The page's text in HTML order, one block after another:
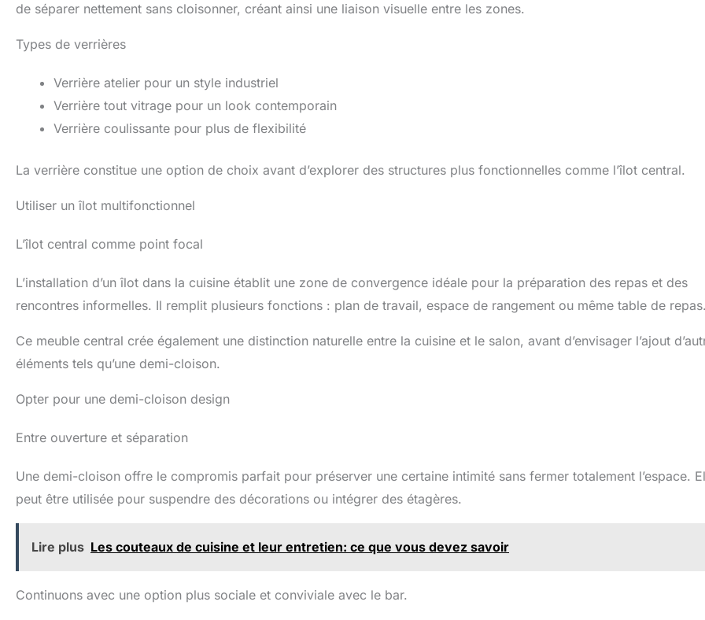
de séparer nettement sans cloisonner, créant ainsi une liaison visuelle entre les zones.
Types de verrières
Verrière atelier pour un style industriel
Verrière tout vitrage pour un look contemporain
Verrière coulissante pour plus de flexibilité
La verrière constitue une option de choix avant d’explorer des structures plus fonctionnelles comme l’îlot central.
Utiliser un îlot multifonctionnel
L’îlot central comme point focal
L’installation d’un îlot dans la cuisine établit une zone de convergence idéale pour la préparation des repas et des
rencontres informelles. Il remplit plusieurs fonctions : plan de travail, espace de rangement ou même table de
Ce meuble central crée également une distinction naturelle entre la cuisine et le salon, avant d’envisager l’ajout
éléments tels qu’une demi-cloison.
Opter pour une demi-cloison design
Entre ouverture et séparation
Une demi-cloison offre le compromis parfait pour préserver une certaine intimité sans fermer totalement l’espace.
peut être utilisée pour suspendre des décorations ou intégrer des étagères.
Lire plus Les couteaux de cuisine et leur entretien: ce que vous devez savoir
Continuons avec une option plus sociale et conviviale avec le bar.